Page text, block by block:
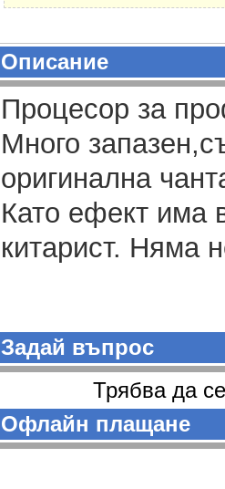
Описание
Процесор за
Mного
оригинална
Като ефект има
китарист. Няма
Задай въпрос
Трябва да
Офлайн плащане